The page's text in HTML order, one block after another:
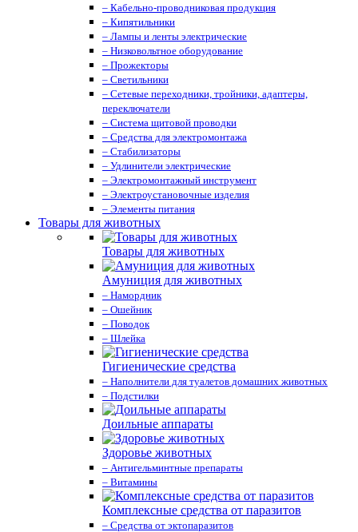
– Кабельно-проводниковая продукция
– Кипятильники
– Лампы и ленты электрические
– Низковольтное оборудование
– Прожекторы
– Светильники
– Сетевые переходники, тройники, адаптеры,
переключатели
– Система щитовой проводки
– Средства для электромонтажа
– Стабилизаторы
– Удлинители электрические
– Электромонтажный инструмент
– Электроустановочные изделия
– Элементы питания
Товары для животных
Товары для животных
Амуниция для животных
– Намордник
– Ошейник
– Поводок
– Шлейка
Гигиенические средства
– Наполнители для туалетов домашних животных
– Подстилки
Доильные аппараты
Здоровье животных
– Антигельминтные препараты
– Витамины
Комплексные средства от паразитов
– Средства от эктопаразитов